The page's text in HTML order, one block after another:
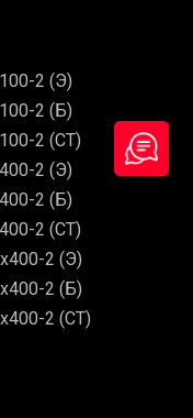
2 (Э)
2 (Б)
2 (СТ)
2 (Э)
2 (Б)
2 (СТ)
2 (Э)
2 (Б)
2 (СТ)